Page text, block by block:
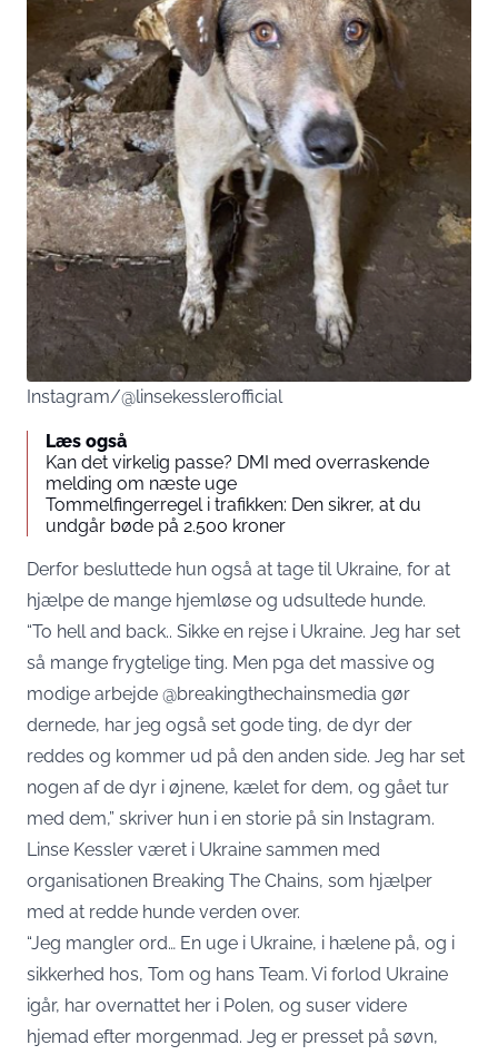
Instagram/@linsekesslerofficial
Læs også
Kan det virkelig passe? DMI med overraskende
melding om næste uge
Tommelfingerregel i trafikken: Den sikrer, at du
undgår bøde på 2.500 kroner
Derfor besluttede hun også at tage til Ukraine, for at
hjælpe de mange hjemløse og udsultede hunde.
“To hell and back.. Sikke en rejse i Ukraine. Jeg har set
så mange frygtelige ting. Men pga det massive og
modige arbejde @breakingthechainsmedia gør
dernede, har jeg også set gode ting, de dyr der
reddes og kommer ud på den anden side. Jeg har set
nogen af de dyr i øjnene, kælet for dem, og gået tur
med dem,” skriver hun i en storie på sin Instagram.
Linse Kessler været i Ukraine sammen med
organisationen Breaking The Chains, som hjælper
med at redde hunde verden over.
“Jeg mangler ord… En uge i Ukraine, i hælene på, og i
sikkerhed hos, Tom og hans Team. Vi forlod Ukraine
igår, har overnattet her i Polen, og suser videre
hjemad efter morgenmad. Jeg er presset på søvn,